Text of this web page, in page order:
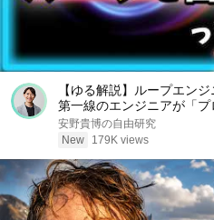
【ゆる解説】ループエン
第一線のエンジニアが「プ
ているのか / "Human in
Loop"へ
安野貴博の自由研究
New
179K views